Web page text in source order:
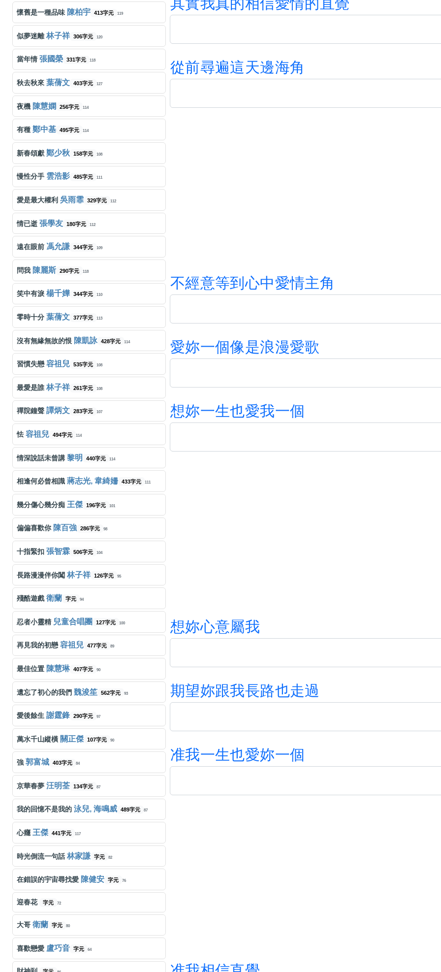
懷舊是一種品味 陳柏宇 413字元 119
似夢迷離林子祥 306字元 120
當年情張國榮 331字元 118
秋去秋來 葉蒨文 403字元 127
夜機 陳慧嫻 256字元 114
有種 鄭中基 495字元 114
新春頌獻 鄭少秋 158字元 108
慢性分手 雲浩影 485字元 111
愛是最大權利 吳雨霏 329字元 112
情已逝 張學友 180字元 112
遠在眼前 馮允謙 344字元 109
問我 陳麗斯 290字元 118
笑中有淚 楊千嬅 344字元 110
零時十分 葉蒨文 377字元 113
沒有無緣無故的恨 陳凱詠 428字元 114
習慣失戀容祖兒 535字元 108
最愛是誰 林子祥 261字元 108
禪院鐘聲 譚炳文 283字元 107
怯 容祖兒 494字元 114
情深說話未曾講 黎明 440字元 114
相逢何必曾相識 蔣志光, 韋綺姍 433字元 111
幾分傷心幾分痴 王傑 196字元 101
偏偏喜歡你 陳百強 286字元 98
十指緊扣 張智霖 506字元 104
長路漫漫伴你闖 林子祥 126字元 95
殘酷遊戲衛蘭 字元 94
忍者小靈精 兒童合唱團 127字元 100
再見我的初戀容祖兒 477字元 89
最佳位置 陳慧琳 407字元 90
遺忘了初心的我們 魏浚笙 562字元 93
愛後餘生 謝霆鋒 290字元 97
萬水千山縱橫 關正傑 107字元 90
強 郭富城 403字元 84
京華春夢 汪明荃 134字元 87
我的回憶不是我的 泳兒, 海鳴威 489字元 87
心癮 王傑 441字元 117
時光倒流一句話林家謙 字元 82
在錯誤的宇宙尋找愛 陳健安 字元 76
迎春花 字元 72
大哥 衛蘭 字元 80
喜歡戀愛 盧巧音 字元 64
從前尋遍這天邊海角
不經意等到 心中愛情主角
愛妳一個像是浪漫愛歌
想妳一生也愛我一個
想妳心意屬我
期望妳跟我長路也走過
准我一生也愛妳一個